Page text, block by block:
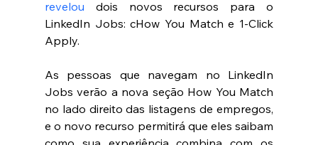
revelou dois novos recursos para o
LinkedIn Jobs: cHow You Match e 1-Click
Apply.
As pessoas que navegam no LinkedIn
Jobs verão a nova seção How You Match
no lado direito das listagens de empregos,
e o novo recurso permitirá que eles saibam